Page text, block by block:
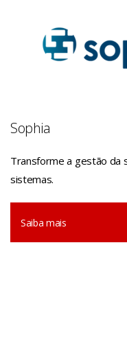
Sophia
Transforme a gestão da
sistemas.
Saiba mais